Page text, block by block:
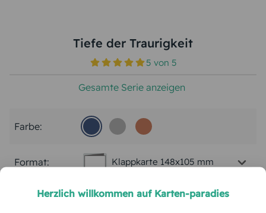
Tiefe der Traurigkeit
5 von 5
Gesamte Serie anzeigen
Farbe:
Format: Klappkarte 148x105 mm
Papierart: Bilderdruck
Herzlich willkommen auf Karten-paradies